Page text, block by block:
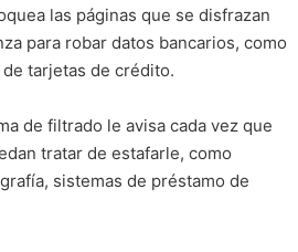
las páginas que se disfrazan
para robar datos bancarios, como
tarjetas de crédito.
de filtrado le avisa cada vez que
tratar de estafarle, como
sistemas de préstamo de